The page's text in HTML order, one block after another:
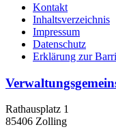
Kontakt
Inhaltsverzeichnis
Impressum
Datenschutz
Erklärung zur
Rathausplatz 1
85406 Zolling